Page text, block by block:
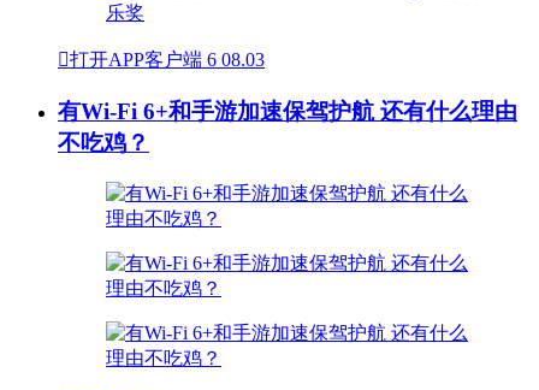
打开APP客户端 6 08.03
有Wi-Fi 6+和手游加速保驾护航 还有什么理由
不吃鸡？